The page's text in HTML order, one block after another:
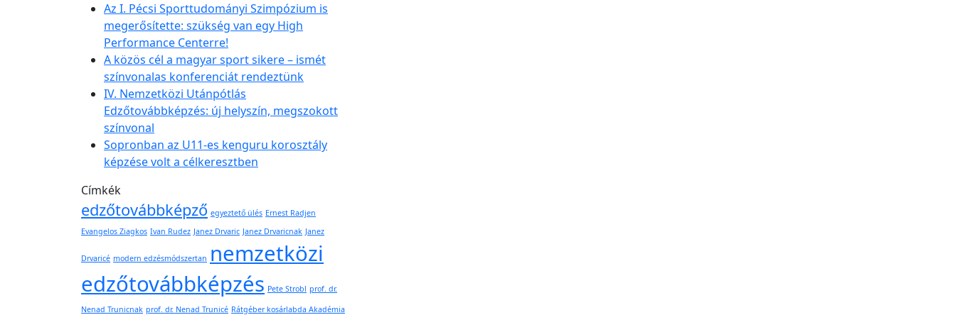
Az I. Pécsi Sporttudományi Szimpózium is
megerősítette: szükség van egy High
Performance Centerre!
A közös cél a magyar sport sikere – ismét
színvonalas konferenciát rendeztünk
IV. Nemzetközi Utánpótlás
Edzőtovábbképzés: új helyszín, megszokott
színvonal
Sopronban az U11-es kenguru korosztály
képzése volt a célkeresztben
Címkék
edzőtovábbképző egyeztető ülés Ernest Radjen
Evangelos Ziagkos Ivan Rudez Janez Drvaric Janez Drvaricnak Janez
Drvaricé modern edzésmódszertan nemzetközi
edzőtovábbképzés Pete Strobl prof. dr.
Nenad Trunicnak prof. dr. Nenad Trunicé Rátgéber kosárlabda Akadémia